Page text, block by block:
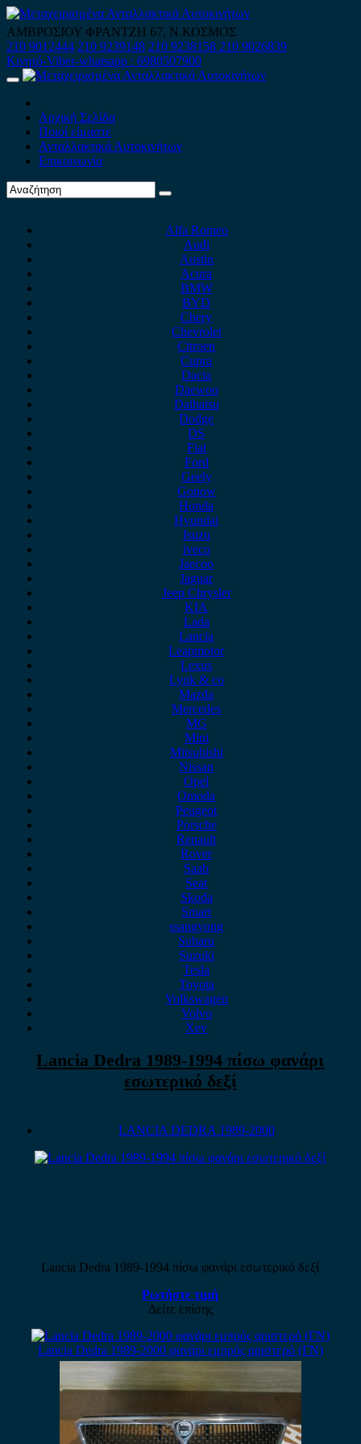
Skip
to
content
ΑΜΒΡΟΣΙΟΥ ΦΡΑΝΤΖΗ 67, Ν.ΚΟΣΜΟΣ
210 9012444 210 9239148 210 9238158 210 9026839
Κινητό-Viber-whatsapp : 6980507900
Primary
Αρχική Σελίδα
Ποιοί είμαστε
Ανταλλακτικά Αυτοκινήτων
Επικοινωνία
Alfa Romeo
Audi
Austin
Acura
BMW
BYD
Chery
Chevrolet
Citroen
Cupra
Dacia
Daewoo
Daihatsu
Dodge
DS
Fiat
Ford
Geely
Gonow
Honda
Hyundai
Isuzu
iveco
Jaecoo
Jaguar
Jeep Chrysler
KIA
Lada
Lancia
Leapmotor
Lexus
Lynk & co
Mazda
Mercedes
MG
Mini
Mitsubishi
Nissan
Opel
Omoda
Peugeot
Porsche
Renault
Rover
Saab
Seat
Skoda
Smart
ssangyong
Subaru
Suzuki
Tesla
Toyota
Volkswagen
Volvo
Xev
Lancia Dedra 1989-1994 πίσω φανάρι
εσωτερικό δεξί
LANCIA DEDRA 1989-2000
Lancia Dedra 1989-1994 πίσω φανάρι εσωτερικό δεξί
Ρωτήστε τιμή
Δείτε επίσης
Lancia Dedra 1989-2000 φανάρι εμπρός αριστερό (ΓΝ)